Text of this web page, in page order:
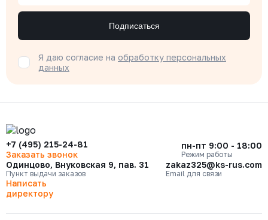
Подписаться
Я даю согласие на обработку персональных
данных
+7 (495) 215-24-81
Заказать звонок
пн-пт 9:00 - 18:00
Режим работы
Одинцово, Внуковская 9, пав. 31
Пункт выдачи заказов
zakaz325@ks-rus.com
Email для связи
Написать
директору